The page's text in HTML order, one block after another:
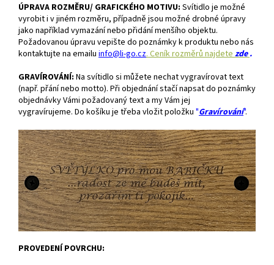
ÚPRAVA ROZMĚRU/ GRAFICKÉHO MOTIVU: Svítidlo je možné
vyrobit i v jiném rozměru, případně jsou možné drobné úpravy
jako například vymazání nebo přidání menšího objektu.
Požadovanou úpravu vepište do poznámky k produktu nebo nás
kontaktujte na emailu info@li-go.cz. Ceník rozměrů najdete zde .
GRAVÍROVÁNÍ: Na svítidlo si můžete nechat vygravírovat text
(např. přání nebo motto). Při objednání stačí napsat do poznámky
objednávky Vámi požadovaný text a my Vám jej
vygravírujeme. Do košíku je třeba vložit položku "Gravírování".
PROVEDENÍ POVRCHU: